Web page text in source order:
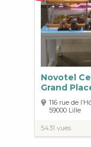
Novotel
Grand
116 rue de
59000 Lille
5431 vues